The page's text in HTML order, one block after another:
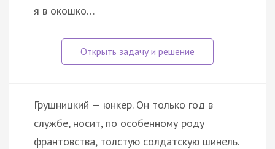
я в окошко…
Грушницкий — юнкер. Он только год в
службе, носит, по особенному роду
франтовства, толстую солдатскую шинель.